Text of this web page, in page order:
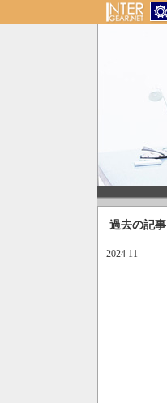
過去の記事
2024 11